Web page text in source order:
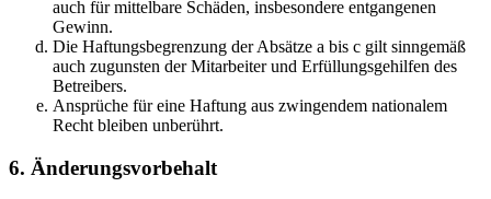
auch für mittelbare Schäden, insbesondere entgangenen
Gewinn.
Die Haftungsbegrenzung der Absätze a bis c gilt sinngemäß
auch zugunsten der Mitarbeiter und Erfüllungsgehilfen des
Betreibers.
Ansprüche für eine Haftung aus zwingendem nationalem
Recht bleiben unberührt.
6. Änderungsvorbehalt